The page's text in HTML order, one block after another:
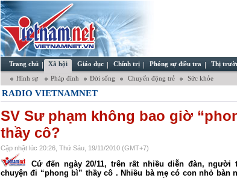
Trang chủ Xã hội Giáo dục Chính trị Phóng sự điều tra Thị
Hình sự Pháp đình Đời sống Chuyển động trẻ Sức khỏe
RADIO VIETNAMNET
SV Sư phạm không bao giờ
thầy cô?
Cập nhật lúc 20:26, Thứ Sáu, 19/11/2010 (GMT+7)
Cứ đến ngày 20/11, trên rất nhiều diễn đàn, người
chuyện đi “phong bì” thầy cô . Nhiều bà mẹ có con nhỏ bàn